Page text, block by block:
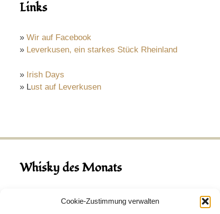
Cookie-Zustimmung verwalten
Links
» Wir auf Facebook
» Leverkusen, ein starkes Stück Rheinland
» Irish Days
» Lust auf Leverkusen
Whisky des Monats
August 2026